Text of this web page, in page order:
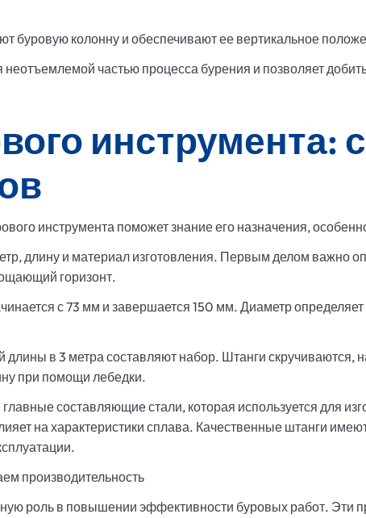
буровую колонну и обеспечивают ее вертикальное
частью процесса бурения и позволяет
инструмента:
инструмента поможет знание его назначения,
длину и материал изготовления. Первым делом важно
горизонт.
с 73 мм и завершается 150 мм. Диаметр
длины в 3 метра составляют набор. Штанги
при помощи лебедки.
составляющие стали, которая используется для
на характеристики сплава. Качественные штанги
производительность
роль в повышении эффективности буровых работ. Эти